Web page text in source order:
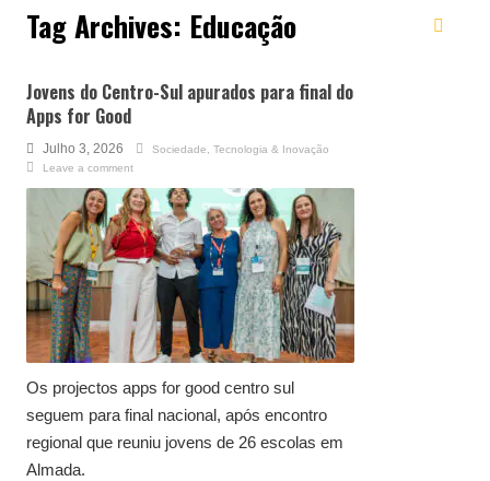
Tag Archives: Educação
Jovens do Centro-Sul apurados para final do
Apps for Good
Julho 3, 2026 Sociedade
Tecnologia & Inovação
Leave a comment
Os projectos apps for good centro sul
seguem para final nacional, após encontro
regional que reuniu jovens de 26 escolas em
Almada.